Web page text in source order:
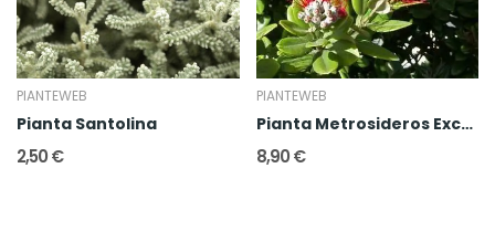
PIANTEWEB
Pianta Santolina
2,50 €
PIANTEWEB
Pianta Metrosideros Excelsa
8,90 €